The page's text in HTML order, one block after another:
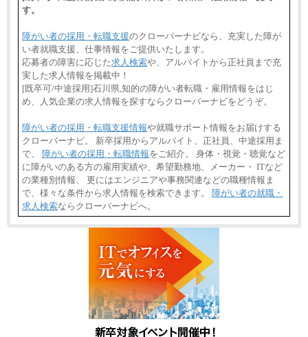
す。
障がい者の採用・転職支援のクローバーナビなら、充実した障が
い者就職支援、仕事情報をご提供いたします。
応募者の障害に応じた求人検索や、アルバイトから正社員まで充
実した求人情報を掲載中！
[既卒可/中途採用]石川県,知的の障がい者転職・雇用情報をはじ
め、人気企業の求人情報を探すならクローバーナビをどうぞ。
障がい者の採用・転職支援情報や就職サポート情報をお届けする
クローバーナビ。 新卒採用からアルバイト、正社員、中途採用ま
で、 障がい者の採用・転職情報をご紹介。 身体・視覚・聴覚など
に障がいのある方の雇用実績や、希望勤務地、メーカー・ ITなど
の業種別情報、 更にはエンジニアや事務関連などの職種情報ま
で、様々な条件から求人情報を検索できます。 障がい者の就職・
求人検索ならクローバーナビへ。